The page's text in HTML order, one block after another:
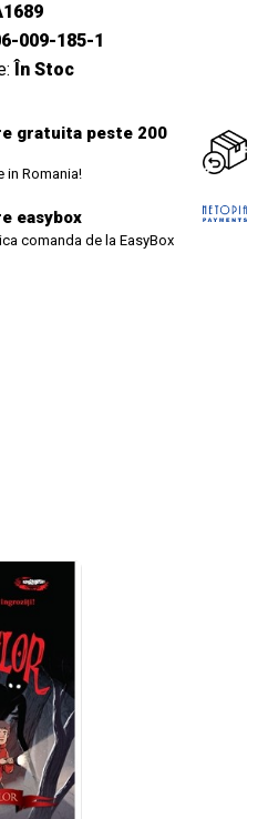
009-185-1
În Stoc
gratuita peste 200
in Romania!
easybox
comanda de la EasyBox